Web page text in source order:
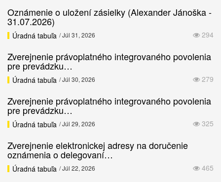
Oznámenie o uložení zásielky (Alexander Jánoška -
31.07.2026)
294
Úradná tabuľa / Júl 31, 2026
Zverejnenie právoplatného integrovaného povolenia
pre prevádzku…
279
Úradná tabuľa / Júl 30, 2026
Zverejnenie právoplatného integrovaného povolenia
pre prevádzku…
325
Úradná tabuľa / Júl 29, 2026
Zverejnenie elektronickej adresy na doručenie
oznámenia o delegovaní…
465
Úradná tabuľa / Júl 22, 2026